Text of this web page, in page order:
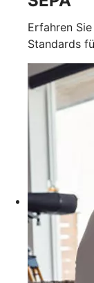
Erfahren
Standards